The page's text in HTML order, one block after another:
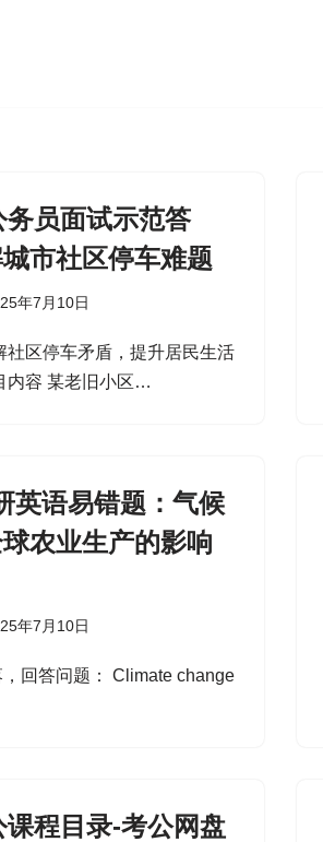
务员面试示范答
市社区停车难题
年7月10日
社区停车矛盾，提升居民生活
内容 某老旧小区…
英语易错题：气候
农业生产的影响
年7月10日
回答问题： Climate change
课程目录-考公网盘